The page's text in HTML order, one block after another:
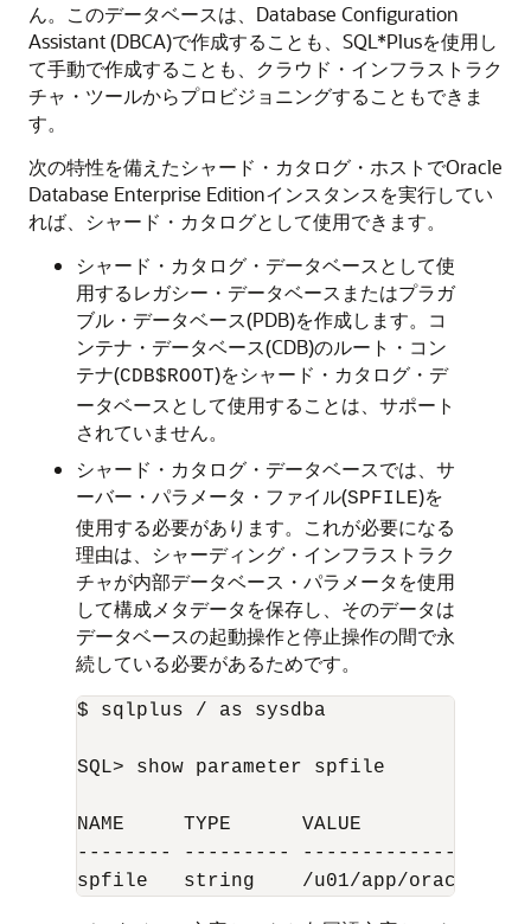
ん。このデータベースは、Database Configuration
Assistant (DBCA)で作成することも、SQL*Plusを使用し
て手動で作成することも、クラウド・インフラストラク
チャ・ツールからプロビジョニングすることもできま
す。
次の特性を備えたシャード・カタログ・ホストでOracle
Database Enterprise Editionインスタンスを実行してい
れば、シャード・カタログとして使用できます。
シャード・カタログ・データベースとして使
用するレガシー・データベースまたはプラガ
ブル・データベース(PDB)を作成します。コ
ンテナ・データベース(CDB)のルート・コン
テナ(CDB$ROOT)をシャード・カタログ・デ
ータベースとして使用することは、サポート
されていません。
シャード・カタログ・データベースでは、サ
ーバー・パラメータ・ファイル(SPFILE)を
使用する必要があります。これが必要になる
理由は、シャーディング・インフラストラク
チャが内部データベース・パラメータを使用
して構成メタデータを保存し、そのデータは
データベースの起動操作と停止操作の間で永
続している必要があるためです。
$ sqlplus / as sysdba
SQL> show parameter spfile
NAME     TYPE      VALUE
-------- ---------
spfile   string    /u01/app/oracle/